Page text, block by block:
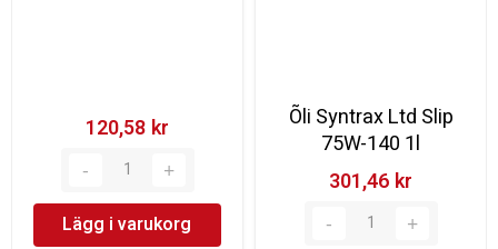
120,58 kr‎
Lägg i varukorg
Õli Syntrax Ltd Slip
75W-140 1l
301,46 kr‎